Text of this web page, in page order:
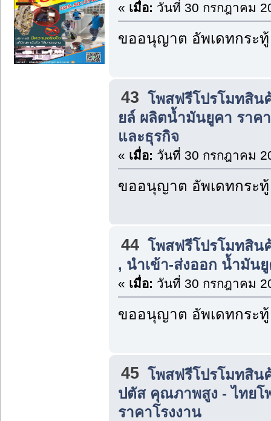
« เมื่อ: วันที่ 30 กรกฎาคม
ขออนุญาต อัพเดทกระทู้
43 โพสฟรีโปรโมทสิน
ยล์ ผลิตน้ำมันยูคา ราค
และธุรกิจ
« เมื่อ: วันที่ 30 กรกฎาคม
ขออนุญาต อัพเดทกระทู้
44 โพสฟรีโปรโมทสิน
, นำเข้า-ส่งออก น้ำมัน
« เมื่อ: วันที่ 30 กรกฎาคม
ขออนุญาต อัพเดทกระทู้
45 โพสฟรีโปรโมทสิน
ปตัส คุณภาพสูง - ไทยโ
ราคาโรงงาน